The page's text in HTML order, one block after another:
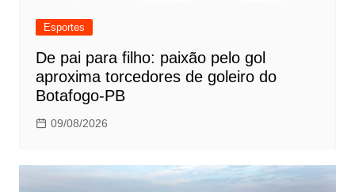
Esportes
De pai para filho: paixão pelo gol
aproxima torcedores de goleiro do
Botafogo-PB
09/08/2026